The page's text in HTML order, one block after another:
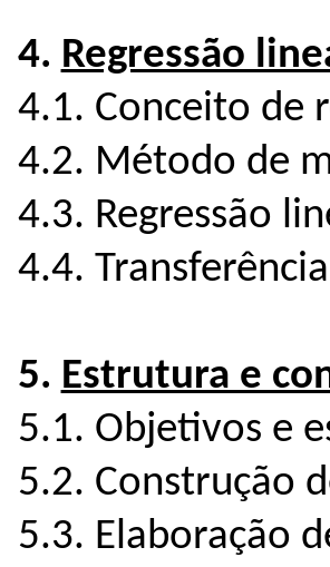
4. Regressão
4.1. Conceito de
4.2. Método de
4.3. Regressão
4.4.
5. Estrutura e
5.1. Objetivos e
5.2. Construção
5.3. Elaboração